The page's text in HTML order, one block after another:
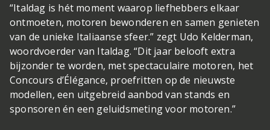
“Italdag is hét moment waarop liefhebbers elkaar
ontmoeten, motoren bewonderen en samen genieten
van de unieke Italiaanse sfeer.” zegt Udo Kelderman,
woordvoerder van Italdag. “Dit jaar belooft extra
bijzonder te worden, met spectaculaire motoren, het
Concours d’Élégance, proefritten op de nieuwste
modellen, een uitgebreid aanbod van stands en
sponsoren én een geluidsmeting voor motoren.”